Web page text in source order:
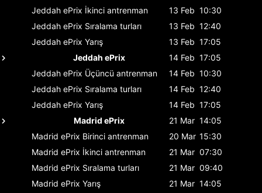
Jeddah ePrix İkinci antrenman 13 Feb 10:30
Jeddah ePrix Sıralama turları 13 Feb 12:40
Jeddah ePrix Yarış 13 Feb 17:05
Jeddah ePrix
14 Feb 17:05
Jeddah ePrix Üçüncü antrenman 14 Feb 10:30
Jeddah ePrix Sıralama turları 14 Feb 12:40
Jeddah ePrix Yarış 14 Feb 17:05
Madrid ePrix
21 Mar 14:05
Madrid ePrix Birinci antrenman 20 Mar 15:30
Madrid ePrix İkinci antrenman 21 Mar 07:30
Madrid ePrix Sıralama turları 21 Mar 09:40
Madrid ePrix Yarış 21 Mar 14:05